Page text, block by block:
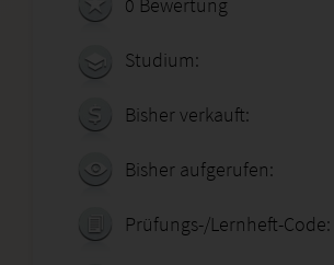
Studium:
Bisher verkauft:
Bisher aufgerufen:
Prüfungs-/Lernheft-Code: